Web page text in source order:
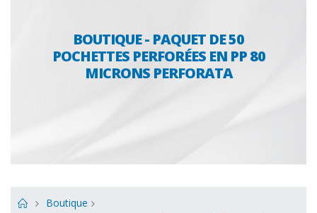
BOUTIQUE - PAQUET DE 50
POCHETTES PERFORÉES EN PP 80
MICRONS PERFORATA
Boutique